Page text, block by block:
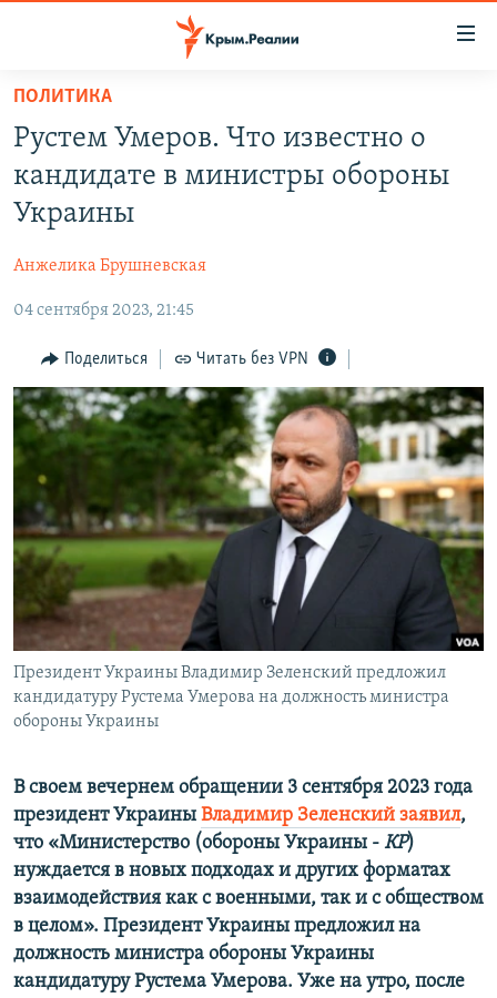
Вернуться
основному
содержанию
Вернутся
главной
Вернутся
поиску
СПЕЦПРОЕКТЫ
11 ЛЕТ ОККУПАЦИИ КРЫМА. 11 ИСТОРИЙ СОПРОТИВЛЕНИЯ
ВОДА
ЕЩЕ
ИНТЕРАКТИВ
ИНФОГРАФИКА
ТЕЛЕПРОЕКТ КРЫМ.РЕАЛИИ
СОВЕТЫ ПРАВОЗАЩИТНИКОВ
ПРОПАВШИЕ БЕЗ ВЕСТИ
ПОБЕДИТЕЛЕЙ НЕ СУДЯТ?
КРЫМ.НЕПОКОРЕННЫЙ
ELIFBE
УКРАИНСКАЯ ПРОБЛЕМА КРЫМА
РАДІО СВОБОДА
КАК ОБОЙТИ БЛОКИРОВКУ
Українською
Qırımtatar
ПРИСОЕДИНЯЙТЕСЬ!
Все сайты RFE/RL
ПОЛИТИКА
Рустем Умеров. Что известно о
кандидате в министры обороны
Украины
Анжелика Брушневская
04 сентября 2023, 21:45
Поделиться Читать без VPN
Президент Украины Владимир Зеленский предложил
кандидатуру Рустема Умерова на должность министра
обороны Украины
В своем вечернем обращении 3 сентября 2023 года
президент Украины Владимир Зеленский заявил,
что «Министерство (обороны Украины - КР)
нуждается в новых подходах и других форматах
взаимодействия как с военными, так и с обществом
в целом». Президент Украины предложил на
должность министра обороны Украины
кандидатуру Рустема Умерова. Уже на утро, после